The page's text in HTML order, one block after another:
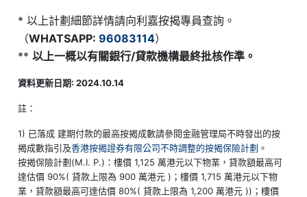
* 以上計劃細節詳情請向利嘉按揭專員查詢。
（WHATSAPP:96083114）
**以上一概以有關銀行/貸款機構最終批核作準。
資料更新日期: 2024.10.14
註：
1) 已落成 建期付款的最高按揭成數請參閱金融管理局不時發出的按
揭成數指引及香港按揭證券有限公司不時調整的按揭保險計劃 。
按揭保險計劃(M.I. P.)：樓價 1,125 萬港元以下物業，貸款額最高可
達估價 90%( 貸款上限為 900 萬港元 )；樓價 1,715 萬港元以下物
業，貸款額最高可達估價 80%( 貸款上限為 1,200 萬港元 ))；樓價